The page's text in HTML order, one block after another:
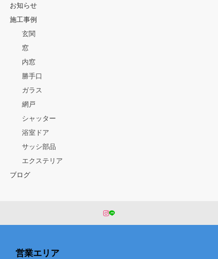
お知らせ
施工事例
玄関
窓
内窓
勝手口
ガラス
網戸
シャッター
浴室ドア
サッシ部品
エクステリア
ブログ
営業エリア